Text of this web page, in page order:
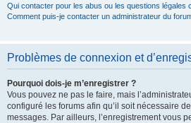
Qui contacter pour les abus ou les questions légales
Comment puis-je contacter un administrateur du
Problèmes de connexion et
Pourquoi dois-je m’enregistrer ?
Vous pouvez ne pas le faire, mais
configuré les forums afin qu’il soit nécessaire
messages. Par ailleurs, l’enregistrement vous